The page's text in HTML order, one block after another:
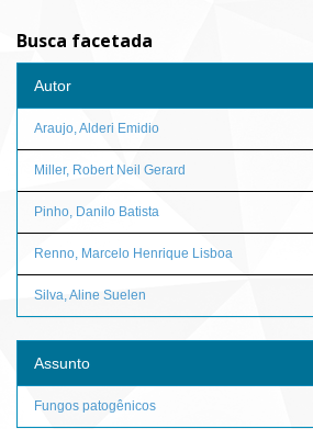
Busca facetada
Autor
Araujo, Alderi Emidio
Miller, Robert Neil Gerard
Pinho, Danilo Batista
Renno, Marcelo Henrique Lisboa
Silva, Aline Suelen
Assunto
Fungos patogênicos